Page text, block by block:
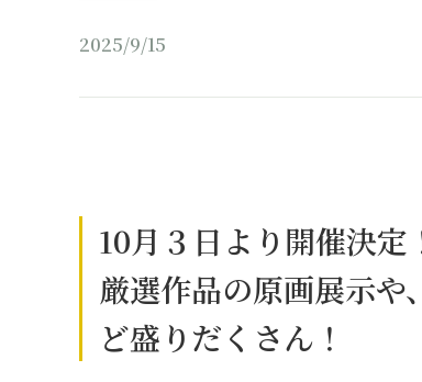
2025/9/15
10月３日より開催決定
厳選作品の原画展示や
ど盛りだくさん！